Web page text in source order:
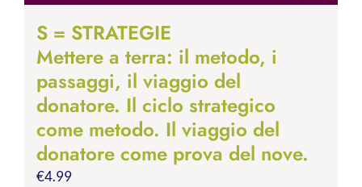
S = STRATEGIE
Mettere a terra: il metodo, i
passaggi, il viaggio del
donatore. Il ciclo strategico
come metodo. Il viaggio del
donatore come prova del nove.
€4.99